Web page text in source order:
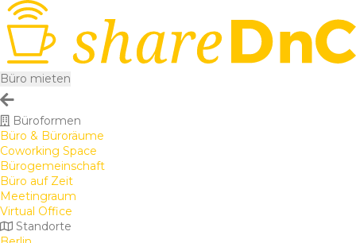
Büro mieten
Büroformen
Büro & Büroräume
Coworking Space
Bürogemeinschaft
Büro auf Zeit
Meetingraum
Virtual Office
Standorte